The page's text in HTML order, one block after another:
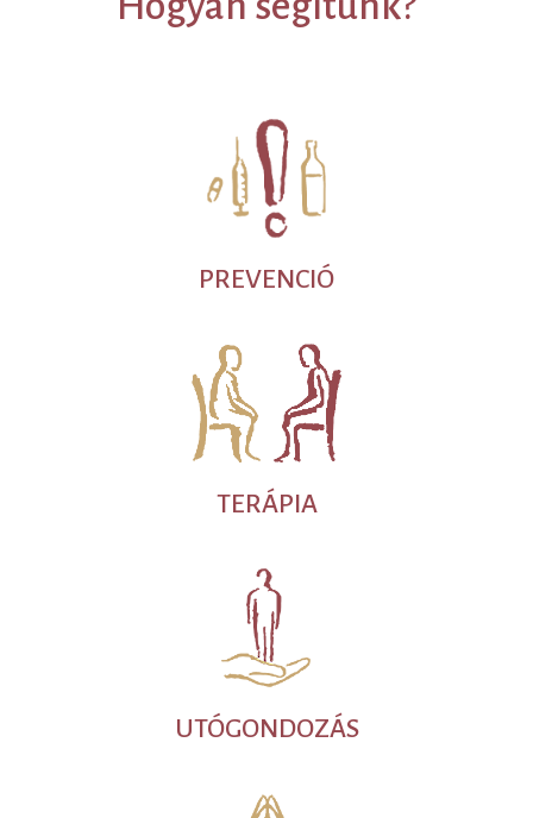
PREVENCIÓ
TERÁPIA
UTÓGONDOZÁS